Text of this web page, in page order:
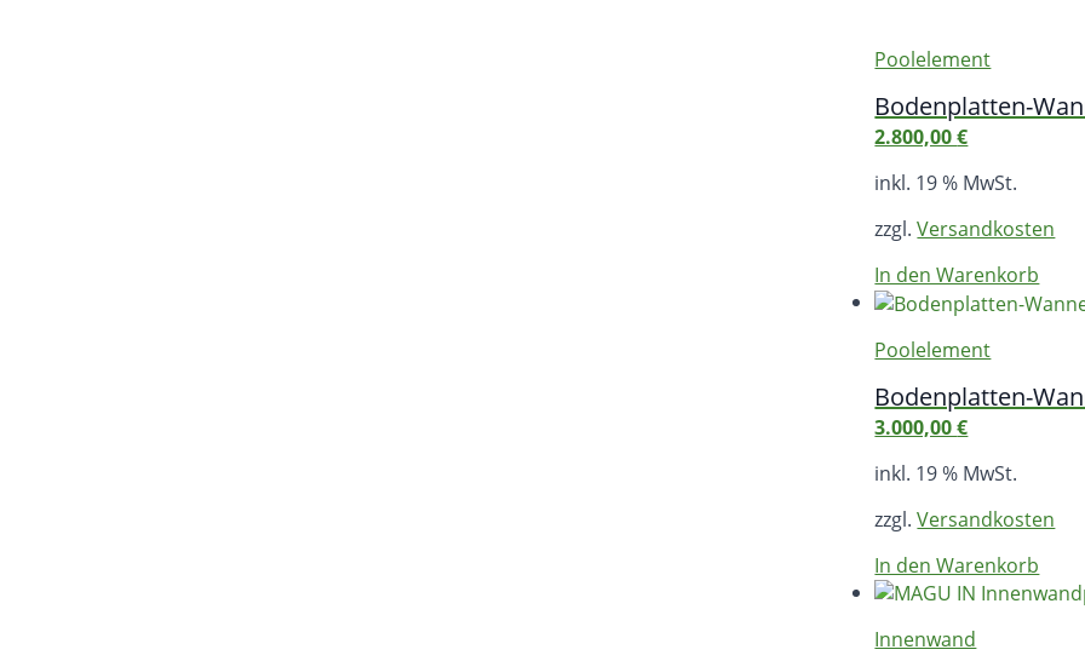
Poolelement
Bodenplatten-
2.800,00€
inkl. 19 % MwSt.
zzgl.Versandkosten
In den Warenkorb
Poolelement
Bodenplatten-
3.000,00€
inkl. 19 % MwSt.
zzgl.Versandkosten
In den Warenkorb
Innenwand